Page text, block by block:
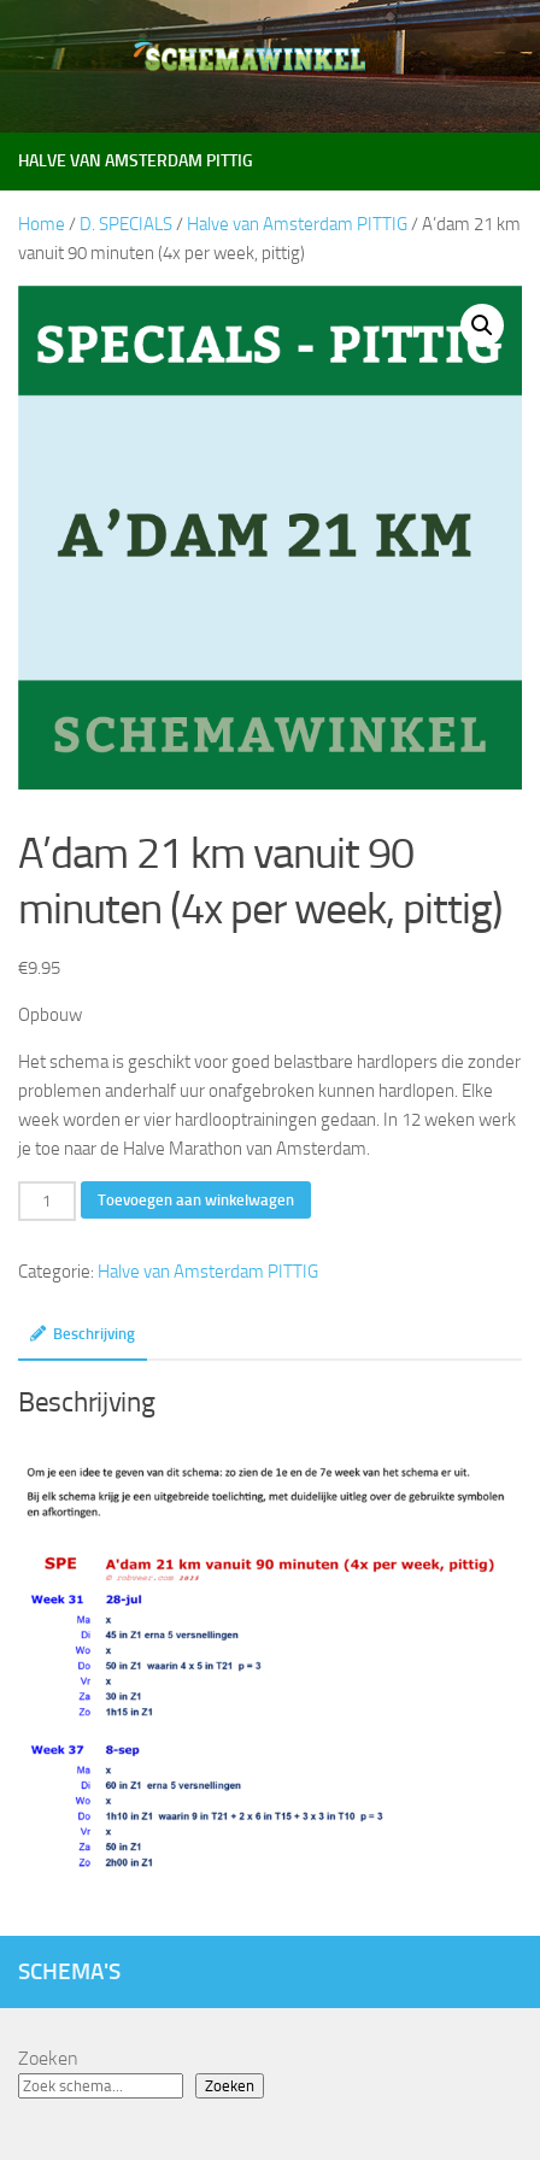
Doorgaan naar inhoud
HALVE VAN AMSTERDAM PITTIG
Home / D. SPECIALS/ Halve van Amsterdam PITTIG/ A’dam 21 km
vanuit 90 minuten (4x per week, pittig)
A’dam 21 km vanuit 90
minuten (4x per week, pittig)
€9.95
Opbouw
Het schema is geschikt voor goed belastbare hardlopers die zonder
problemen anderhalf uur onafgebroken kunnen hardlopen. Elke
week worden er vier hardlooptrainingen gedaan. In 12 weken werk
je toe naar de Halve Marathon van Amsterdam.
A'dam
21
vanuit
minuten
per
aantal
Toevoegen aan winkelwagen
Categorie: Halve van Amsterdam PITTIG
Beschrijving
Beschrijving
SCHEMA'S
Zoeken
Zoeken